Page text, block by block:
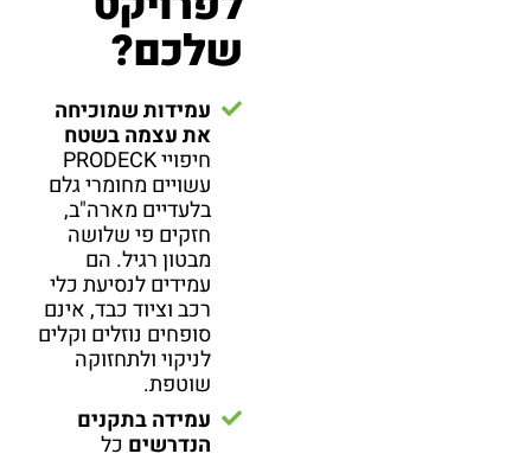
שלכם?
עמידות שמוכיחה
את עצמה בשטח
חיפויי PRODECK
עשויים מחומרי גלם
בלעדיים מארה"ב,
חזקים פי שלושה
מבטון רגיל. הם
עמידים לנסיעת כלי
רכב וציוד כבד, אינם
סופחים נוזלים וקלים
לניקוי ולתחזוקה
שוטפת.
עמידה בתקנים
הנדרשים כל